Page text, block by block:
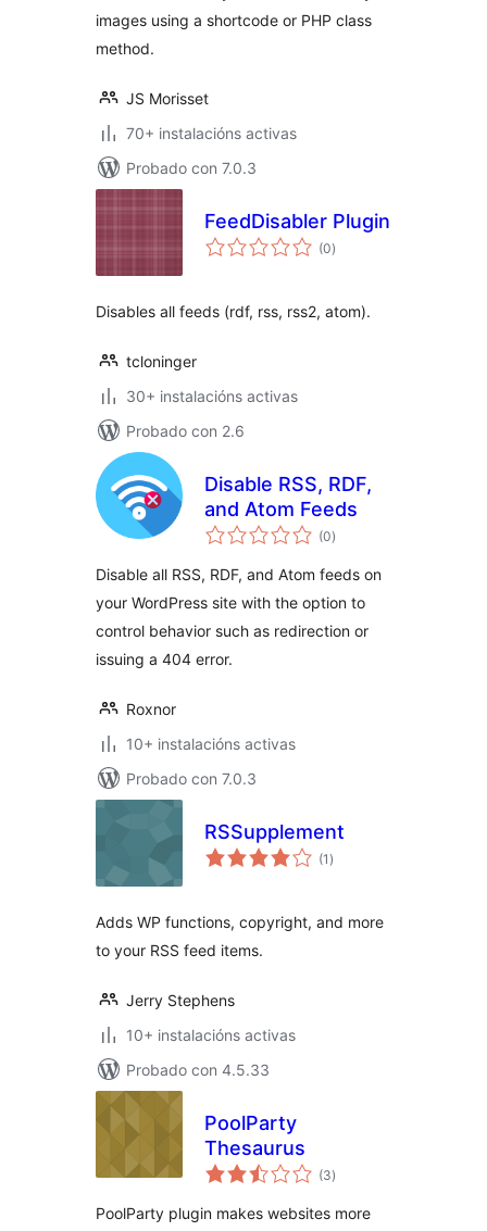
images using a shortcode or PHP class
method.
JS Morisset
70+ instalacións activas
Probado con 7.0.3
FeedDisabler Plugin
(0valoracións
totais
)
Disables all feeds (rdf, rss, rss2, atom).
tcloninger
30+ instalacións activas
Probado con 2.6
Disable RSS, RDF,
and Atom Feeds
(0valoracións
totais
)
Disable all RSS, RDF, and Atom feeds on
your WordPress site with the option to
control behavior such as redirection or
issuing a 404 error.
Roxnor
10+ instalacións activas
Probado con 7.0.3
RSSupplement
(1 valoracións
totais
)
Adds WP functions, copyright, and more
to your RSS feed items.
Jerry Stephens
10+ instalacións activas
Probado con 4.5.33
PoolParty
Thesaurus
(3valoracións
totais
)
PoolParty plugin makes websites more